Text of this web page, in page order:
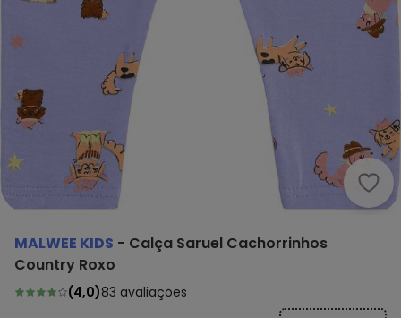
MALWEE KIDS - Calça Saruel Cachorrinhos
Country Roxo
(4,0)83 avaliações